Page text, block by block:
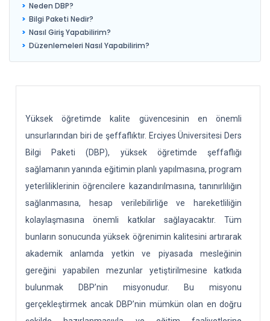
Neden DBP?
Bilgi Paketi Nedir?
Nasıl Giriş Yapabilirim?
Düzenlemeleri Nasıl Yapabilirim?
Yüksek öğretimde kalite güvencesinin en önemli
unsurlarından biri de şeffaflıktır. Erciyes Üniversitesi Ders
Bilgi Paketi (DBP), yüksek öğretimde şeffaflığı
sağlamanın yanında eğitimin planlı yapılmasına, program
yeterliliklerinin öğrencilere kazandırılmasına, tanınırlılığın
sağlanmasına, hesap verilebilirliğe ve hareketliliğin
kolaylaşmasına önemli katkılar sağlayacaktır. Tüm
bunların sonucunda yüksek öğrenimin kalitesini artırarak
akademik anlamda yetkin ve piyasada mesleğinin
gereğini yapabilen mezunlar yetiştirilmesine katkıda
bulunmak DBP’nin misyonudur. Bu misyonu
gerçekleştirmek ancak DBP’nin mümkün olan en doğru